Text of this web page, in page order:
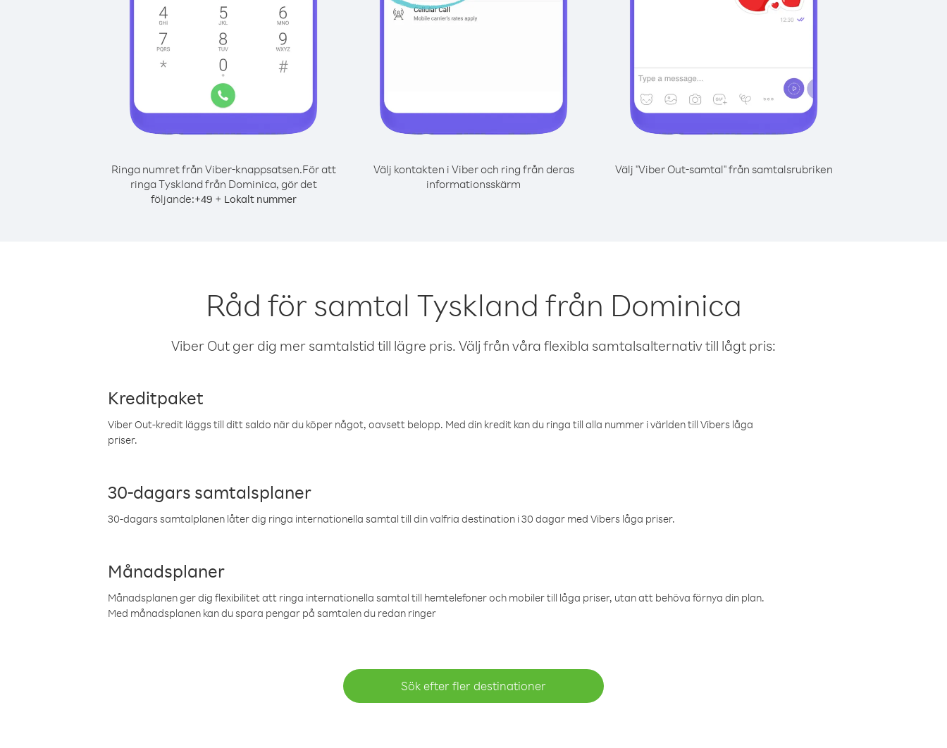
Ringa numret från Viber-knappsatsen.För att
ringa Tyskland från Dominica, gör det
följande:+49 + Lokalt nummer
Välj kontakten i Viber och ring från deras
informationsskärm
Välj "Viber Out-samtal" från samtalsrubriken
Råd för samtal Tyskland från Dominica
Viber Out ger dig mer samtalstid till lägre pris. Välj från våra flexibla samtalsalternativ till lågt pris:
Kreditpaket
Viber Out-kredit läggs till ditt saldo när du köper något, oavsett belopp. Med din kredit kan du ringa till alla nummer i världen till Vibers låga
priser.
30-dagars samtalsplaner
30-dagars samtalplanen låter dig ringa internationella samtal till din valfria destination i 30 dagar med Vibers låga priser.
Månadsplaner
Månadsplanen ger dig flexibilitet att ringa internationella samtal till hemtelefoner och mobiler till låga priser, utan att behöva förnya din plan.
Med månadsplanen kan du spara pengar på samtalen du redan ringer
Sök efter fler destinationer